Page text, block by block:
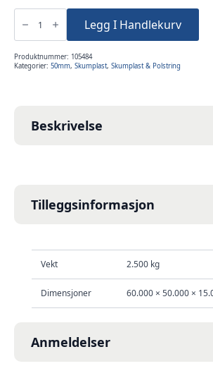
5cm
60x100cm
Kaldskum
39K
Legg I Handlekurv
Produktnummer: 105484
Kategorier: 50mm, Skumplast, Skumplast & Polstring
Beskrivelse
Tilleggsinformasjon
Vekt 2.500 kg
Dimensjoner 60.000 × 50.000 ×
Anmeldelser